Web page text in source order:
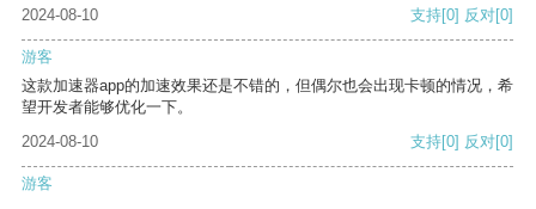
2024-08-10 支持[0] 反对[0]
游客
这款加速器app的加速效果还是不错的，但偶尔也会出现卡顿的情况，希
望开发者能够优化一下。
2024-08-10
支持[0] 反对[0]
游客